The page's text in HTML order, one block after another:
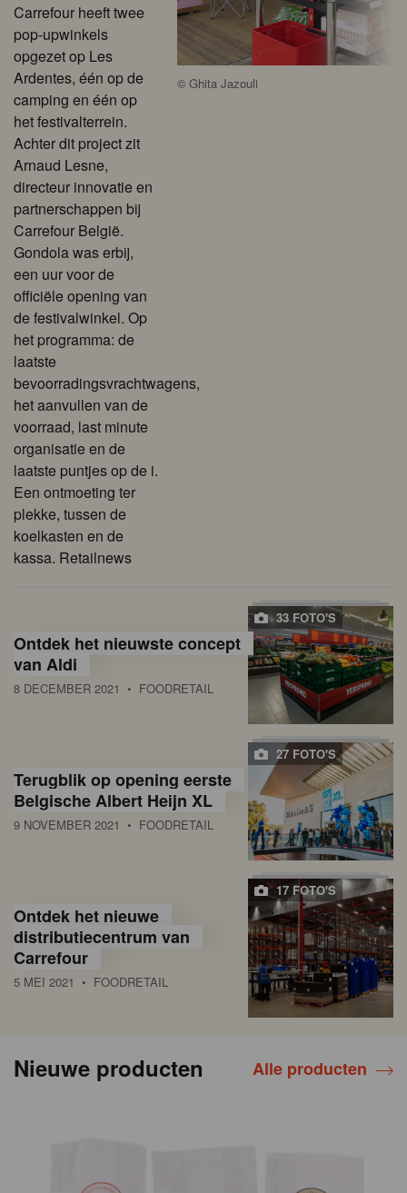
Carrefour heeft twee
pop-upwinkels
opgezet op Les
Ardentes, één op de
camping en één op
het festivalterrein.
Achter dit project zit
Arnaud Lesne,
directeur innovatie en
partnerschappen bij
Carrefour België.
Gondola was erbij,
een uur voor de
officiële opening van
de festivalwinkel. Op
het programma: de
laatste
bevoorradingsvrachtwagens,
het aanvullen van de
voorraad, last minute
organisatie en de
laatste puntjes op de i.
Een ontmoeting ter
plekke, tussen de
koelkasten en de
kassa. Retailnews
©Ghita Jazouli
33 FOTO'S
Ontdek het nieuwste concept
van Aldi
8 DECEMBER 2021 • FOODRETAIL
27 FOTO'S
Terugblik op opening eerste
Belgische Albert Heijn XL
9 NOVEMBER 2021 • FOODRETAIL
17 FOTO'S
Ontdek het nieuwe
distributiecentrum van
Carrefour
5 MEI 2021 • FOODRETAIL
Nieuwe producten Alle producten